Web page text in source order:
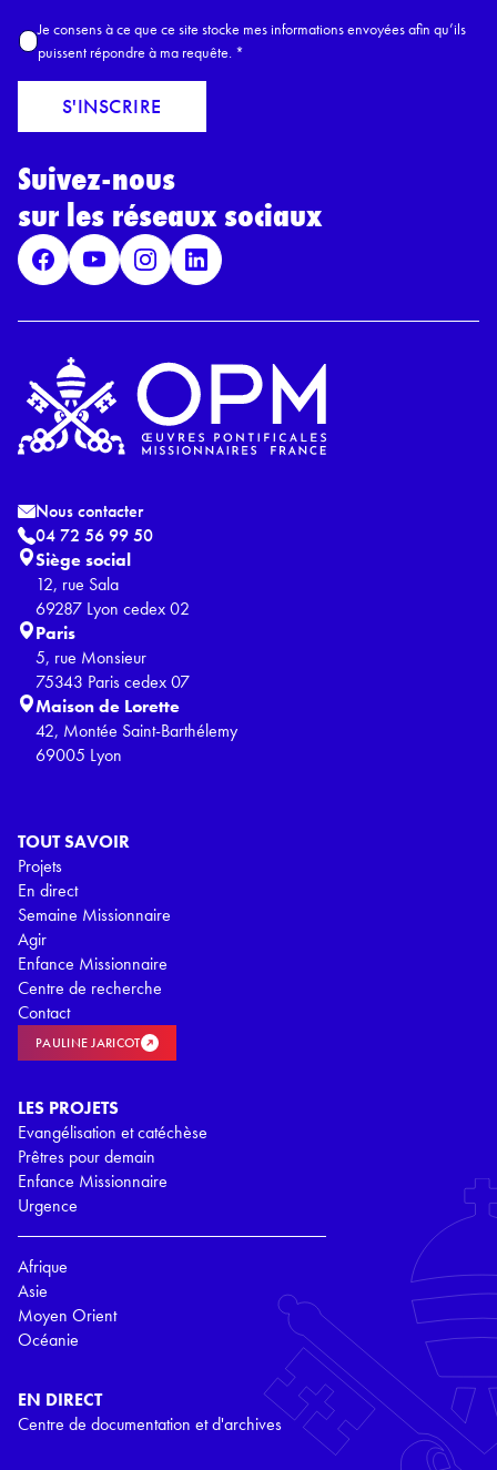
E
m
a
l
A
c
c
R
P
D
*
Je consens à ce que ce site stocke mes informations envoyées afin qu’ils
puissent répondre à ma requête. *
S'INSCRIRE
Suivez-nous
sur les réseaux sociaux
TOUT SAVOIR
Projets
En direct
Semaine Missionnaire
Agir
Enfance Missionnaire
Centre de recherche
Contact
PAULINE JARICOT
LES PROJETS
Evangélisation et catéchèse
Prêtres pour demain
Enfance Missionnaire
Urgence
Afrique
Asie
Moyen Orient
Océanie
EN DIRECT
Centre de documentation et d'archives
Nous contacter
04 72 56 99 50
Siège social
12, rue Sala
69287 Lyon cedex 02
Paris
5, rue Monsieur
75343 Paris cedex 07
Maison de Lorette
42, Montée Saint-Barthélemy
69005 Lyon